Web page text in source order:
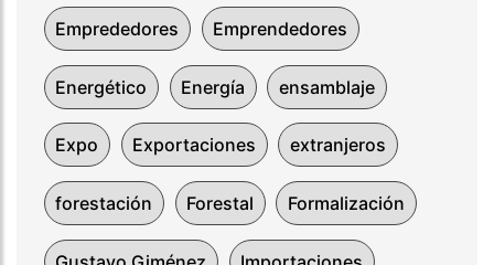
Emprededores Emprendedores
Energético Energía ensamblaje
Expo Exportaciones extranjeros
forestación Forestal Formalización